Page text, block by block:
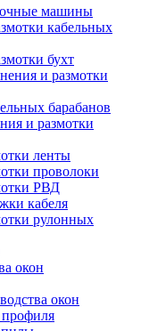
машины
кабельных
бухт
и размотки
барабанов
и размотки
ленты
проволоки
РВД
кабеля
рулонных
окон
окон
профиля